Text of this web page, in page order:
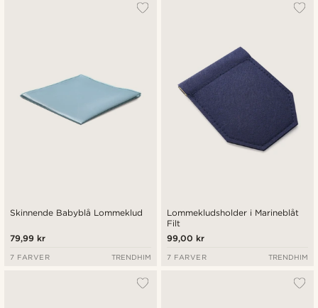
Skinnende Babyblå Lommeklud
79,99 kr
7 FARVER TRENDHIM
Lommekludsholder i Marineblåt
Filt
99,00 kr
7 FARVER TRENDHIM